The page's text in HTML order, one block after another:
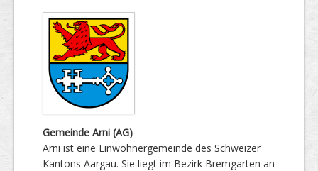
Gemeinde Arni (AG)
Arni ist eine Einwohnergemeinde des Schweizer
Kantons Aargau. Sie liegt im Bezirk Bremgarten an